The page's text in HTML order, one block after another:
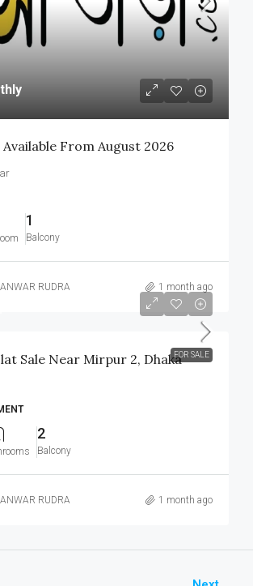
Available From August 2026
1
Balcony
RUDRA 1 month ago
FOR SALE
Sale Near Mirpur 2, Dhaka
2
Balcony
RUDRA 1 month ago